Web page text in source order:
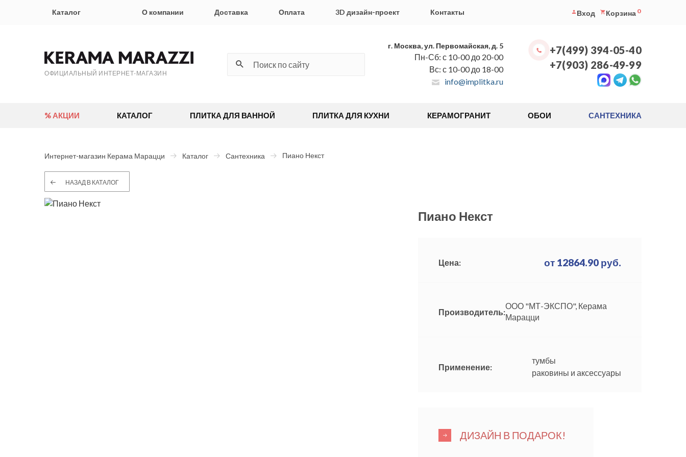
Каталог О компании Доставка Оплата 3D дизайн-проект Контакты Вход Корзина 0
ОФИЦИАЛЬНЫЙ ИНТЕРНЕТ-МАГАЗИН
г. Москва, ул. Первомайская, д. 5
Пн-Сб: с 10-00 до 20-00
Вс: с 10-00 до 18-00
info@implitka.ru
+7(499) 394-05-40
+7(903) 286-49-99
% АКЦИИ КАТАЛОГ ПЛИТКА ДЛЯ ВАННОЙ ПЛИТКА ДЛЯ КУХНИ КЕРАМОГРАНИТ ОБОИ САНТЕХНИКА
Интернет-магазин Керама Марацци Каталог Сантехника Пиано Некст
НАЗАД В КАТАЛОГ
Пиано Некст
Цена: от 12864.90 руб.
Производитель:
ООО "МТ-ЭКСПО", Керама
Марацци
Применение:
тумбы
раковины и аксессуары
ДИЗАЙН В ПОДАРОК!